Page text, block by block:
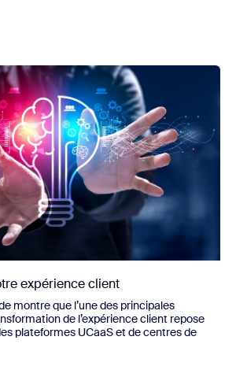
expérience client
montre que l’une des principales
de l’expérience client repose
plateformes UCaaS et de centres de